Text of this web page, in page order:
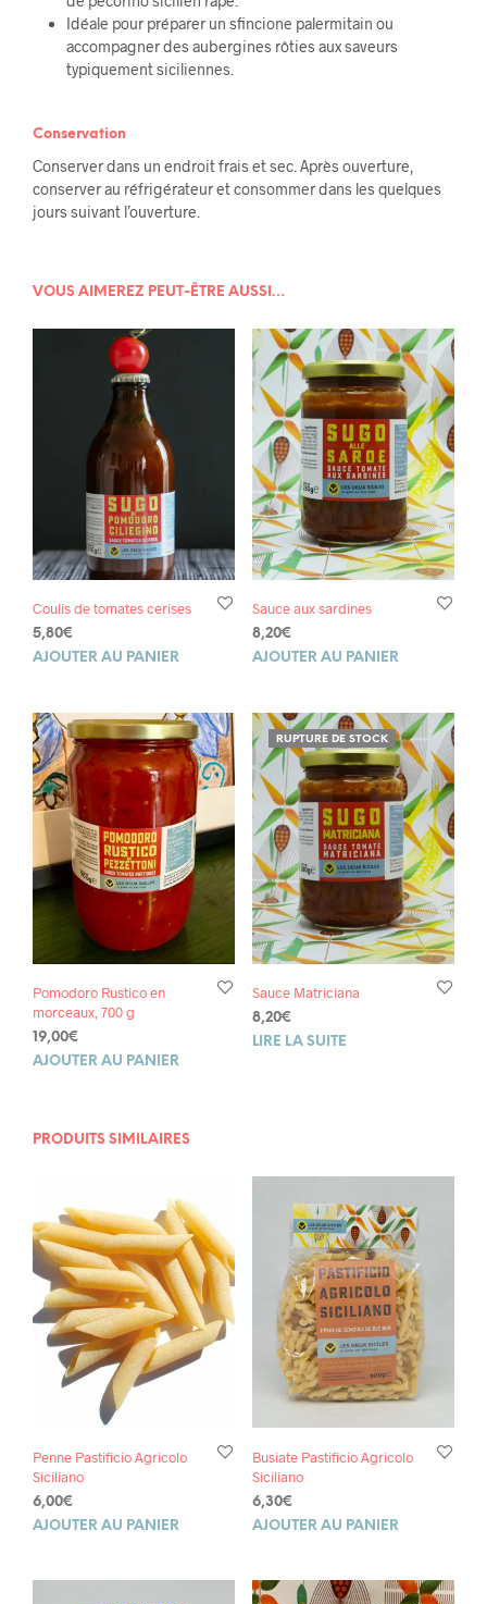
Idéale pour préparer un sfincione palermitain ou
accompagner des aubergines rôties aux saveurs
typiquement siciliennes.
Conservation
Conserver dans un endroit frais et sec. Après ouverture,
conserver au réfrigérateur et consommer dans les quelques
jours suivant l’ouverture.
VOUS AIMEREZ PEUT-ÊTRE AUSSI…
Coulis de tomates cerises
5,80€
AJOUTER AU PANIER
Sauce aux sardines
8,20€
AJOUTER AU PANIER
Pomodoro Rustico en
morceaux, 700 g
19,00€
AJOUTER AU PANIER
RUPTURE DE STOCK
Sauce Matriciana
8,20€
LIRE LA SUITE
PRODUITS SIMILAIRES
Penne Pastificio Agricolo
Siciliano
6,00€
AJOUTER AU PANIER
Busiate Pastificio Agricolo
Siciliano
6,30€
AJOUTER AU PANIER